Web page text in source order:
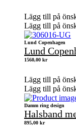
Lägg till på
Lägg till på
Lund Copenhagen
Lund
1560,00 kr
Lägg till på
Lägg till på
Damm ring design
Halsband
895,00 kr